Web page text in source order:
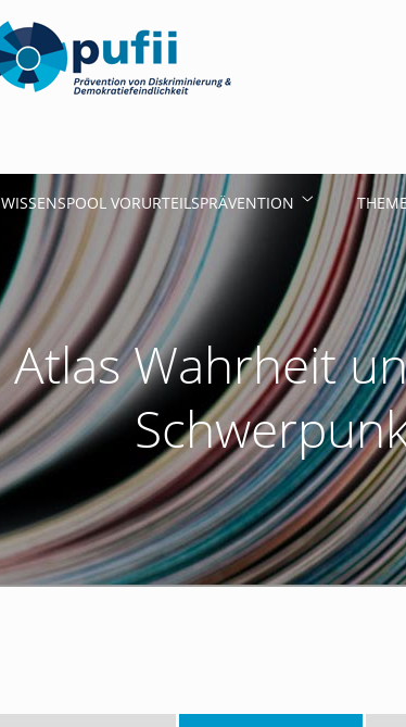
WISSENSPOOL VORURTEILSPRÄVENTION
Atlas Wahrheit